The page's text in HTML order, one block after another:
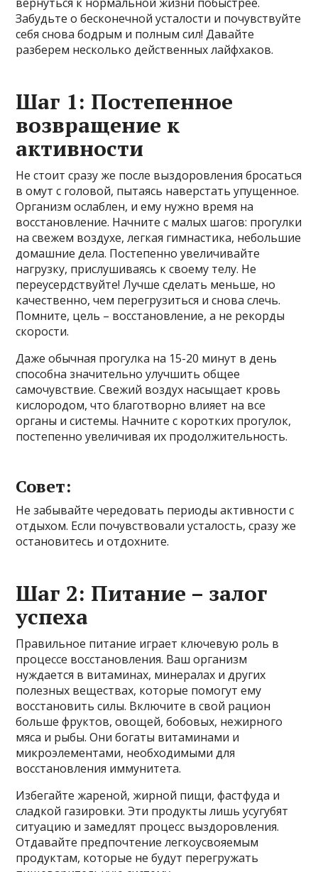
вернуться к нормальной жизни побыстрее.
Забудьте о бесконечной усталости и почувствуйте
себя снова бодрым и полным сил! Давайте
разберем несколько действенных лайфхаков.
Шаг 1: Постепенное
возвращение к
активности
Не стоит сразу же после выздоровления бросаться
в омут с головой, пытаясь наверстать упущенное.
Организм ослаблен, и ему нужно время на
восстановление. Начните с малых шагов: прогулки
на свежем воздухе, легкая гимнастика, небольшие
домашние дела. Постепенно увеличивайте
нагрузку, прислушиваясь к своему телу. Не
переусердствуйте! Лучше сделать меньше, но
качественно, чем перегрузиться и снова слечь.
Помните, цель – восстановление, а не рекорды
скорости.
Даже обычная прогулка на 15-20 минут в день
способна значительно улучшить общее
самочувствие. Свежий воздух насыщает кровь
кислородом, что благотворно влияет на все
органы и системы. Начните с коротких прогулок,
постепенно увеличивая их продолжительность.
Совет:
Не забывайте чередовать периоды активности с
отдыхом. Если почувствовали усталость, сразу же
остановитесь и отдохните.
Шаг 2: Питание – залог
успеха
Правильное питание играет ключевую роль в
процессе восстановления. Ваш организм
нуждается в витаминах, минералах и других
полезных веществах, которые помогут ему
восстановить силы. Включите в свой рацион
больше фруктов, овощей, бобовых, нежирного
мяса и рыбы. Они богаты витаминами и
микроэлементами, необходимыми для
восстановления иммунитета.
Избегайте жареной, жирной пищи, фастфуда и
сладкой газировки. Эти продукты лишь усугубят
ситуацию и замедлят процесс выздоровления.
Отдавайте предпочтение легкоусвояемым
продуктам, которые не будут перегружать